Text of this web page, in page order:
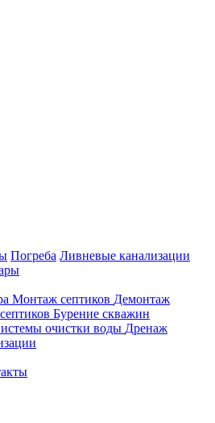
Погреба Ливневые канализации
Монтаж септиков Демонтаж
Бурение скважин
очистки воды Дренаж